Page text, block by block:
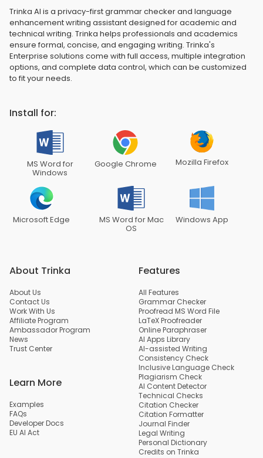
Trinka AI is a privacy-first grammar checker and language
enhancement writing assistant designed for academic and
technical writing. Trinka helps professionals and academics
ensure formal, concise, and engaging writing. Trinka's
Enterprise solutions come with full access, multiple integration
options, and complete data control, which can be customized
to fit your needs.
Install for:
MS Word for
Windows
Google Chrome Mozilla Firefox
Microsoft Edge MS Word for Mac
OS
Windows App
About Trinka
About Us
Contact Us
Work With Us
Affiliate Program
Ambassador Program
News
Trust Center
Learn More
Examples
FAQs
Developer Docs
EU AI Act
Features
All Features
Grammar Checker
Proofread MS Word File
LaTeX Proofreader
Online Paraphraser
AI Apps Library
AI-assisted Writing
Consistency Check
Inclusive Language Check
Plagiarism Check
AI Content Detector
Technical Checks
Citation Checker
Citation Formatter
Journal Finder
Legal Writing
Personal Dictionary
Credits on Trinka